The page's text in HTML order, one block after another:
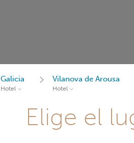
Galicia
Hotel
Vilanova de Arousa
Hotel
Elige el